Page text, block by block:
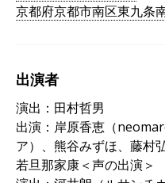
京都府京都市南区東九条
出演者
演出：田村哲男
出演：岸原香恵（
ア）、熊谷みずほ、藤村
若旦那家康＜声の出演＞